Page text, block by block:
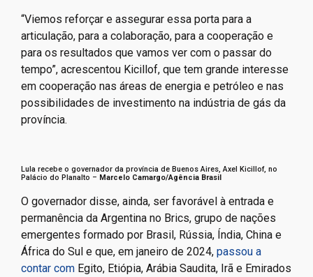
“Viemos reforçar e assegurar essa porta para a
articulação, para a colaboração, para a cooperação e
para os resultados que vamos ver com o passar do
tempo”, acrescentou Kicillof, que tem grande interesse
em cooperação nas áreas de energia e petróleo e nas
possibilidades de investimento na indústria de gás da
província.
Lula recebe o governador da província de Buenos Aires, Axel Kicillof, no
Palácio do Planalto – Marcelo Camargo/Agência Brasil
O governador disse, ainda, ser favorável à entrada e
permanência da Argentina no Brics, grupo de nações
emergentes formado por Brasil, Rússia, Índia, China e
África do Sul e que, em janeiro de 2024, passou a
contar com Egito, Etiópia, Arábia Saudita, Irã e Emirados